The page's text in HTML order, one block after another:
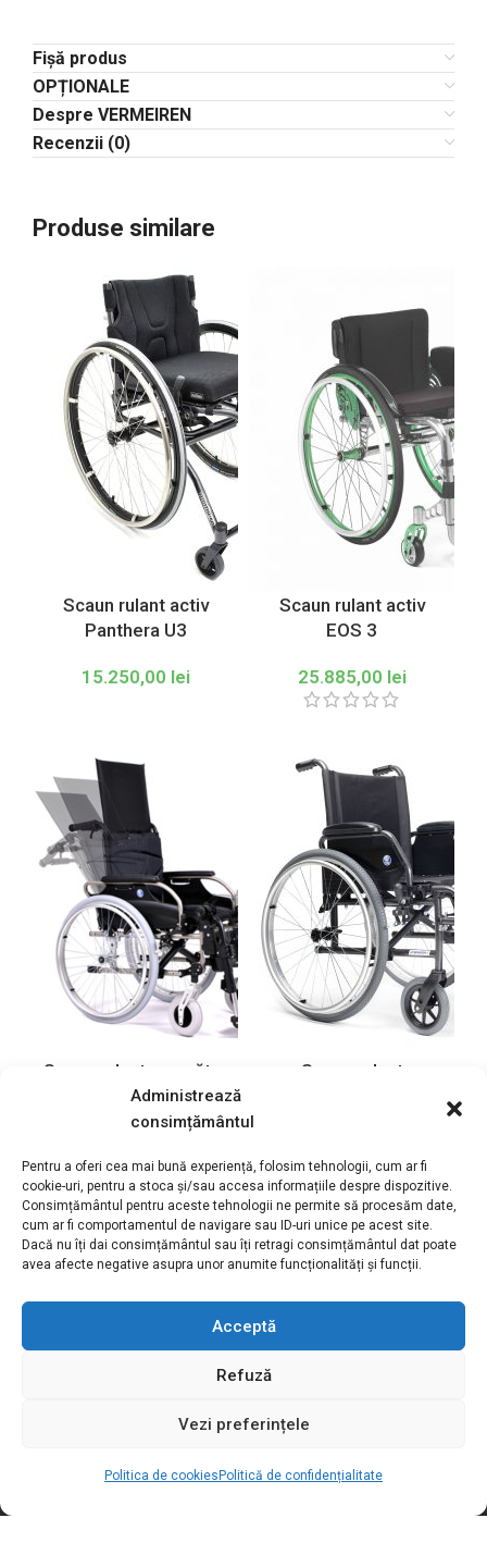
Administrează
consimțământul
Pentru a oferi cea mai bună experiență, folosim tehnologii, cum ar fi
cookie-uri, pentru a stoca și/sau accesa informațiile despre dispozitive.
Consimțământul pentru aceste tehnologii ne permite să procesăm date,
cum ar fi comportamentul de navigare sau ID-uri unice pe acest site.
Dacă nu îți dai consimțământul sau îți retragi consimțământul dat poate
avea afecte negative asupra unor anumite funcționalități și funcții.
Acceptă
Refuză
Vezi preferințele
Politica de cookies Politică de confidențialitate
Fișă produs
OPȚIONALE
Despre VERMEIREN
Recenzii (0)
Produse similare
Scaun rulant activ
Panthera U3
15.250,00 lei
Scaun rulant activ
EOS 3
25.885,00 lei
Scaun rulant cu spătar
înclinabil V300 30°
Scaun rulant
Str. Podișor nr.1, loc. Buda
0800.030.762
Telefon / Fax:
+4021.369.27.72